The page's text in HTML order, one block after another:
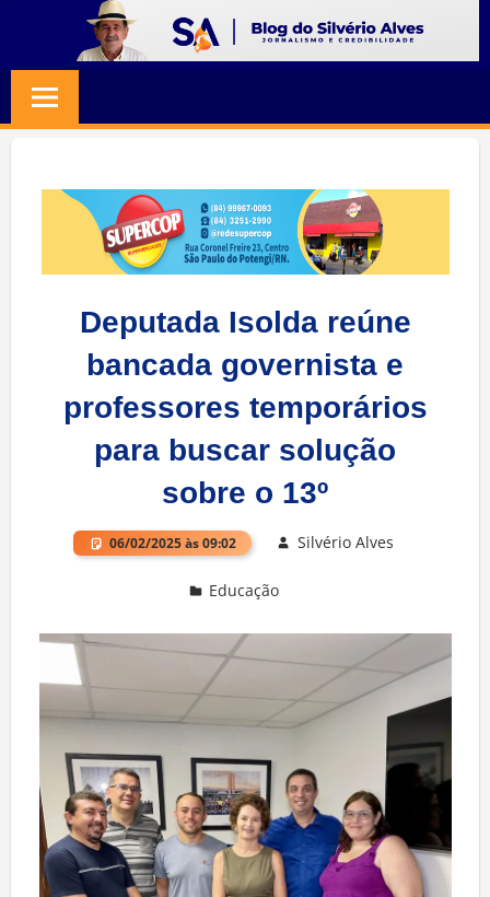
content
SILVERIO
ALVES
Jornalismo
Credibilidade
Deputada Isolda reúne
bancada governista e
professores temporários
para buscar solução
sobre o 13º
06/02/2025 às 09:02 Silvério Alves
Educação